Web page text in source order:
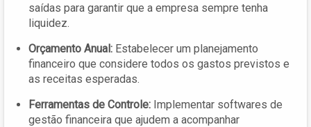
saídas para garantir que a empresa sempre tenha
liquidez.
Orçamento Anual: Estabelecer um planejamento
financeiro que considere todos os gastos previstos e
as receitas esperadas.
Ferramentas de Controle: Implementar softwares de
gestão financeira que ajudem a acompanhar